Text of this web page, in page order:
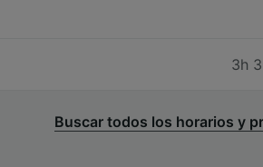
3h
Buscar todos los horarios y